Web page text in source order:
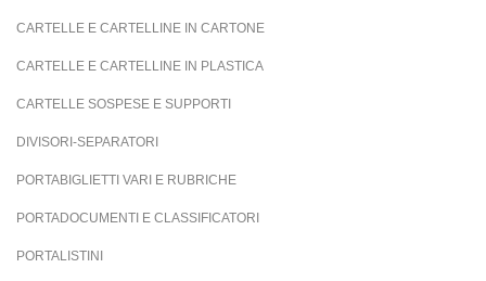
CARTELLE E CARTELLINE IN CARTONE
CARTELLE E CARTELLINE IN PLASTICA
CARTELLE SOSPESE E SUPPORTI
DIVISORI-SEPARATORI
PORTABIGLIETTI VARI E RUBRICHE
PORTADOCUMENTI E CLASSIFICATORI
PORTALISTINI